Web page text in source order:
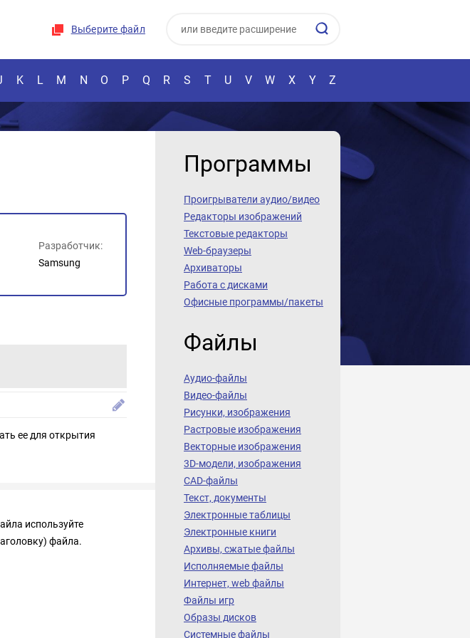
Выберите файл
K L M N O P Q R S T U V W X Y Z
Разработчик:
Samsung
ее для открытия
используйте
файла.
Программы
Проигрыватели аудио/видео
Редакторы изображений
Текстовые редакторы
Web-браузеры
Архиваторы
Работа с дисками
Офисные программы/пакеты
Файлы
Аудио-файлы
Видео-файлы
Рисунки, изображения
Растровые изображения
Векторные изображения
3D-модели, изображения
CAD-файлы
Текст, документы
Электронные таблицы
Электронные книги
Архивы, сжатые файлы
Исполняемые файлы
Интернет, web файлы
Файлы игр
Образы дисков
Системные файлы